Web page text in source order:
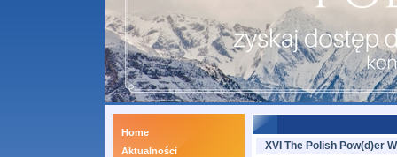
Home
Aktualności
XVI The Polish Pow(d)er